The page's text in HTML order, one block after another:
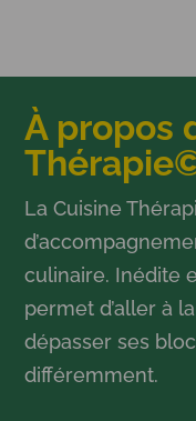
À propos
La Cuisine
culinaire. Inédite
permet d’aller à
dépasser ses
différemment.